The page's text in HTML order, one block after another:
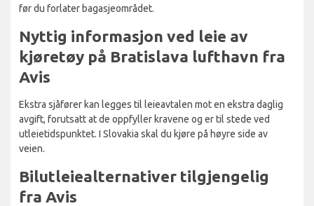
før du forlater bagasjeområdet.
Nyttig informasjon ved leie av
kjøretøy på Bratislava lufthavn fra
Avis
Ekstra sjåfører kan legges til leieavtalen mot en ekstra daglig
avgift, forutsatt at de oppfyller kravene og er til stede ved
utleietidspunktet. I Slovakia skal du kjøre på høyre side av
veien.
Bilutleiealternativer tilgjengelig
fra Avis